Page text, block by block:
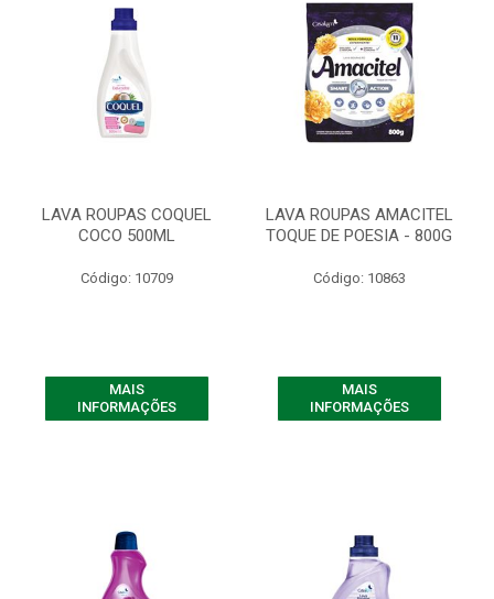
LAVA ROUPAS COQUEL
COCO 500ML
Código: 10709
MAIS
INFORMAÇÕES
LAVA ROUPAS AMACITEL
TOQUE DE POESIA - 800G
Código: 10863
MAIS
INFORMAÇÕES